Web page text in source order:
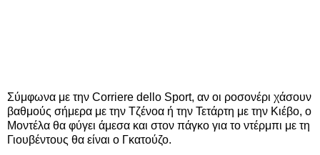
Σύμφωνα με την Corriere dello Sport, αν οι ροσονέρι χάσουν
βαθμούς σήμερα με την Τζένοα ή την Τετάρτη με την Κιέβο, ο
Μοντέλα θα φύγει άμεσα και στον πάγκο για το ντέρμπι με τη
Γιουβέντους θα είναι ο Γκατούζο.